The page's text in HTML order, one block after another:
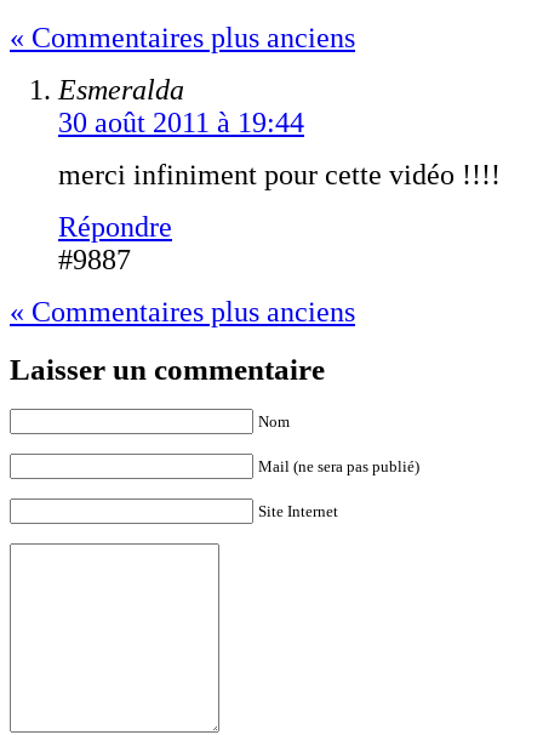
« Commentaires plus anciens
Esmeralda
30 août 2011 à 19:44
merci infiniment pour cette vidéo !!!!
Répondre
#9887
« Commentaires plus anciens
Laisser un commentaire
Nom
Mail (ne sera pas publié)
Site Internet